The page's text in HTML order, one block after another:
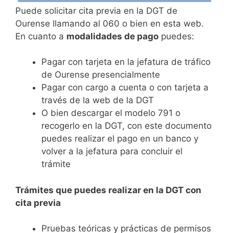
Puede solicitar cita previa en la DGT de
Ourense llamando al 060 o bien en esta web.
En cuanto a modalidades de pago puedes:
Pagar con tarjeta en la jefatura de tráfico
de Ourense presencialmente
Pagar con cargo a cuenta o con tarjeta a
través de la web de la DGT
O bien descargar el modelo 791 o
recogerlo en la DGT, con este documento
puedes realizar el pago en un banco y
volver a la jefatura para concluir el
trámite
Trámites que puedes realizar en la DGT con
cita previa
Pruebas teóricas y prácticas de permisos